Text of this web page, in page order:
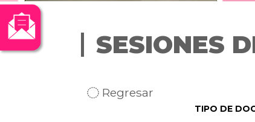
SESIONES
Regresar
TIPO DE